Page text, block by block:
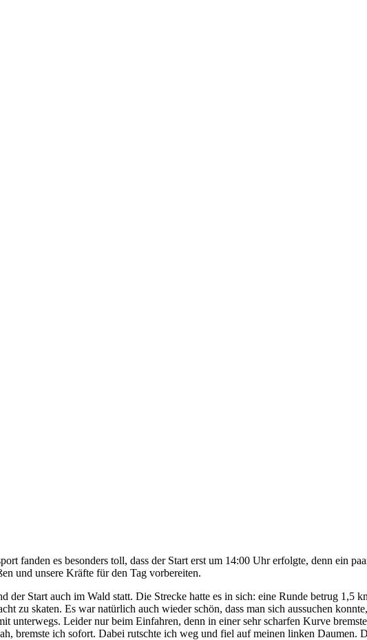
fanden es besonders toll, dass der Start erst um 14:00 Uhr erfolgte, denn ein
und unsere Kräfte für den Tag vorbereiten.
Start auch im Wald statt. Die Strecke hatte es in sich: eine Runde betrug 1,5
zu skaten. Es war natürlich auch wieder schön, dass man sich aussuchen
unterwegs. Leider nur beim Einfahren, denn in einer sehr scharfen Kurve
bremste ich sofort. Dabei rutschte ich weg und fiel auf meinen linken Daumen.